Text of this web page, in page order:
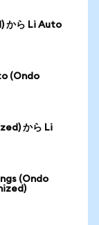
から Li Auto
(Ondo
から Li
(Ondo